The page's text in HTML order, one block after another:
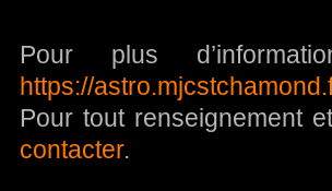
Pour plus
https://
Pour tout renseignement
contacter.